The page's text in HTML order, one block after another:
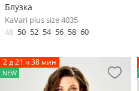
Блузка
KaVari plus size 4035
48 50 52 54 56 58 60
2 д 21 ч 38 мин
NEW